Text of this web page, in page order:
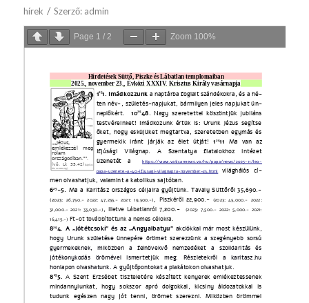
hírek / Szerző: admin
Page 1 / 2 Zoom 100%